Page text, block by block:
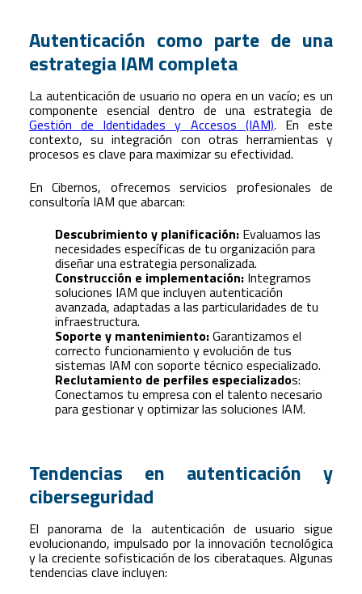
Autenticación como parte de una
estrategia IAM completa
La autenticación de usuario no opera en un vacío; es un
componente esencial dentro de una estrategia de
Gestión de Identidades y Accesos (IAM). En este
contexto, su integración con otras herramientas y
procesos es clave para maximizar su efectividad.
En Cibernos, ofrecemos servicios profesionales de
consultoría IAM que abarcan:
Descubrimiento y planificación: Evaluamos las
necesidades específicas de tu organización para
diseñar una estrategia personalizada.
Construcción e implementación: Integramos
soluciones IAM que incluyen autenticación
avanzada, adaptadas a las particularidades de tu
infraestructura.
Soporte y mantenimiento:Garantizamos el
correcto funcionamiento y evolución de tus
sistemas IAM con soporte técnico especializado.
Reclutamiento de perfiles especializados:
Conectamos tu empresa con el talento necesario
para gestionar y optimizar las soluciones IAM.
Tendencias en autenticación y
ciberseguridad
El panorama de la autenticación de usuario sigue
evolucionando, impulsado por la innovación tecnológica
y la creciente sofisticación de los ciberataques. Algunas
tendencias clave incluyen: